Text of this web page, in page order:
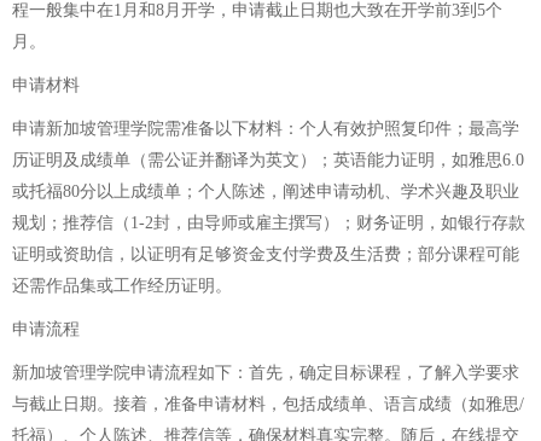
程一般集中在1月和8月开学，申请截止日期也大致在开学前3到5个
月。
申请材料
申请新加坡管理学院需准备以下材料：个人有效护照复印件；最高学
历证明及成绩单（需公证并翻译为英文）；英语能力证明，如雅思6.0
或托福80分以上成绩单；个人陈述，阐述申请动机、学术兴趣及职业
规划；推荐信（1-2封，由导师或雇主撰写）；财务证明，如银行存款
证明或资助信，以证明有足够资金支付学费及生活费；部分课程可能
还需作品集或工作经历证明。
申请流程
新加坡管理学院申请流程如下：首先，确定目标课程，了解入学要求
与截止日期。接着，准备申请材料，包括成绩单、语言成绩（如雅思/
托福）、个人陈述、推荐信等，确保材料真实完整。随后，在线提交